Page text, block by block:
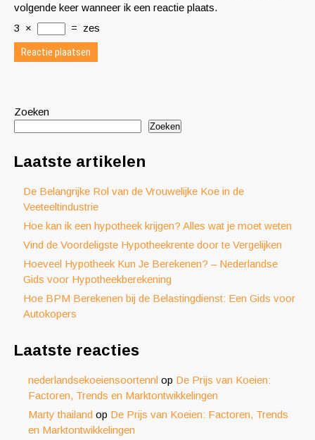
volgende keer wanneer ik een reactie plaats.
3 × = zes
Zoeken
Zoeken
Laatste artikelen
De Belangrijke Rol van de Vrouwelijke Koe in de
Veeteeltindustrie
Hoe kan ik een hypotheek krijgen? Alles wat je moet weten
Vind de Voordeligste Hypotheekrente door te Vergelijken
Hoeveel Hypotheek Kun Je Berekenen? – Nederlandse
Gids voor Hypotheekberekening
Hoe BPM Berekenen bij de Belastingdienst: Een Gids voor
Autokopers
Laatste reacties
nederlandsekoeiensoortennl op De Prijs van Koeien:
Factoren, Trends en Marktontwikkelingen
Marty thailand op De Prijs van Koeien: Factoren, Trends
en Marktontwikkelingen